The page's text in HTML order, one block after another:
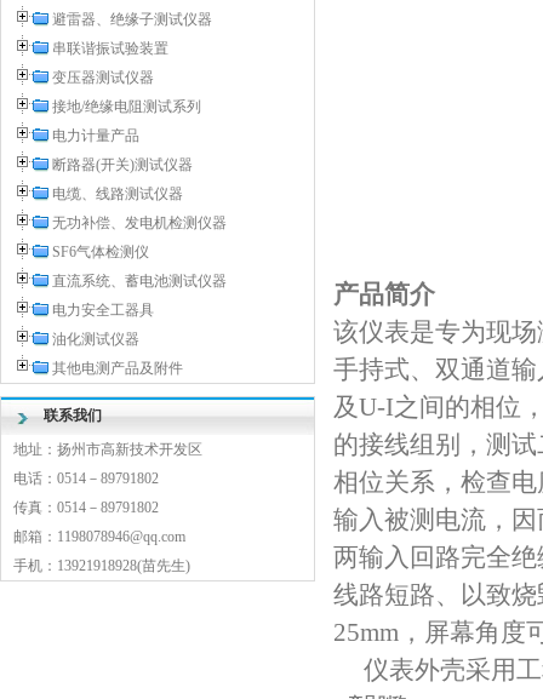
避雷器、绝缘子测试仪器
串联谐振试验装置
变压器测试仪器
接地/绝缘电阻测试系列
电力计量产品
断路器(开关)测试仪器
电缆、线路测试仪器
无功补偿、发电机检测仪器
SF6气体检测仪
直流系统、蓄电池测试仪器
电力安全工器具
油化测试仪器
其他电测产品及附件
联系我们
地址：扬州市高新技术开发区
电话：0514－89791802
传真：0514－89791802
邮箱：1198078946@qq.com
手机：13921918928(苗先生)
产品简介
该仪表是专为现
手持式、双通道
及U-I之间的相位
的接线组别，测
相位关系，检查
输入被测电流，
两输入回路完全
线路短路、以致
25mm，屏幕角度
仪表外壳采用工